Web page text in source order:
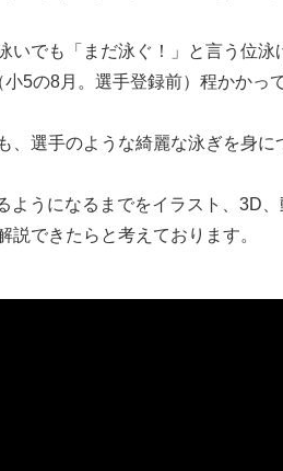
習する上での注意点
れる場合
いでも「まだ泳ぐ！」と言う位
5の8月。選手登録前）程かかっ
、選手のような綺麗な泳ぎを身に
ようになるまでをイラスト、3D
説できたらと考えております。